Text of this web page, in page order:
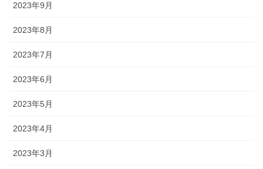
2023年9月
2023年8月
2023年7月
2023年6月
2023年5月
2023年4月
2023年3月